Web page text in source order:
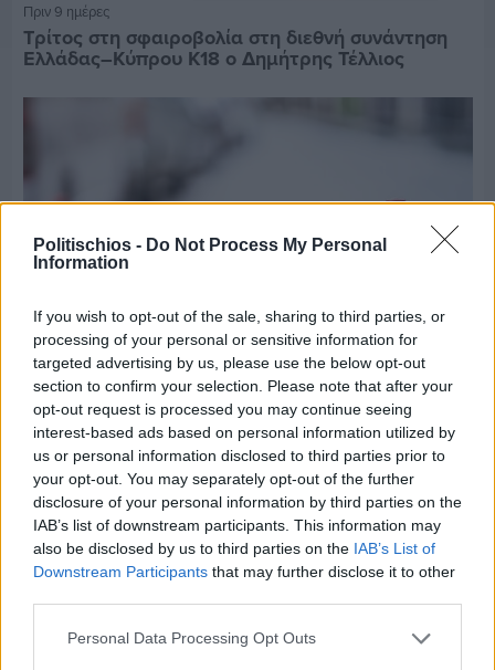
Politischios - Do Not Process My Personal
Information
If you wish to opt-out of the sale, sharing to third parties, or
processing of your personal or sensitive information for
targeted advertising by us, please use the below opt-out
section to confirm your selection. Please note that after your
opt-out request is processed you may continue seeing
interest-based ads based on personal information utilized by
us or personal information disclosed to third parties prior to
your opt-out. You may separately opt-out of the further
disclosure of your personal information by third parties on the
IAB’s list of downstream participants. This information may
also be disclosed by us to third parties on the IAB’s List of
Downstream Participants that may further disclose it to other
Personal Data Processing Opt Outs
Πριν 9 ημέρες
Τρίτος στη σφαιροβολία στη διεθνή συνάντηση
Ελλάδας–Κύπρου Κ18 ο Δημήτρης Τέλλιος
Εργασίες ασφαλτόστρωσης σε τρεις οδούς του
Βαρβασίου